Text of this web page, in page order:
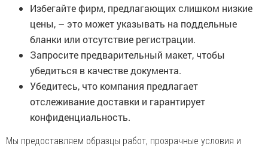
Избегайте фирм, предлагающих слишком низкие
цены, – это может указывать на поддельные
бланки или отсутствие регистрации.
Запросите предварительный макет, чтобы
убедиться в качестве документа.
Убедитесь, что компания предлагает
отслеживание доставки и гарантирует
конфиденциальность.
Мы предоставляем образцы работ, прозрачные условия и